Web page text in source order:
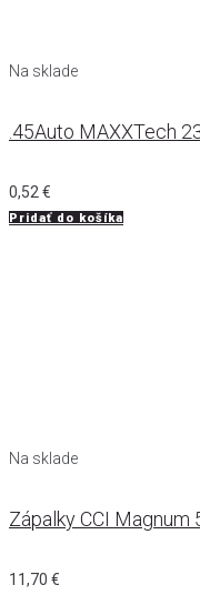
Na sklade
.45Auto MAXXTech
0,52 €
Pridať do košíka
Na sklade
Zápalky CCI Magnum
11,70 €